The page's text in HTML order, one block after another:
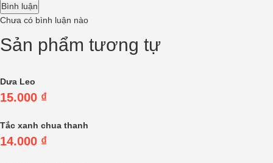
Bình luận
Chưa có bình luận nào
Sản phẩm tương tự
Dưa Leo
15.000 ₫
Tắc xanh chua thanh
14.000 ₫